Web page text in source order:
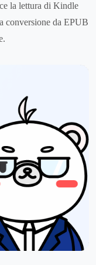
la lettura di Kindle
conversione da EPUB